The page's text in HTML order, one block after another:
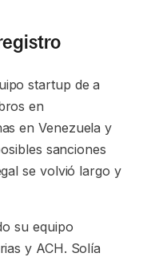
startup de a
en
en Venezuela y
sanciones
se volvió largo y
su equipo
y ACH. Solía